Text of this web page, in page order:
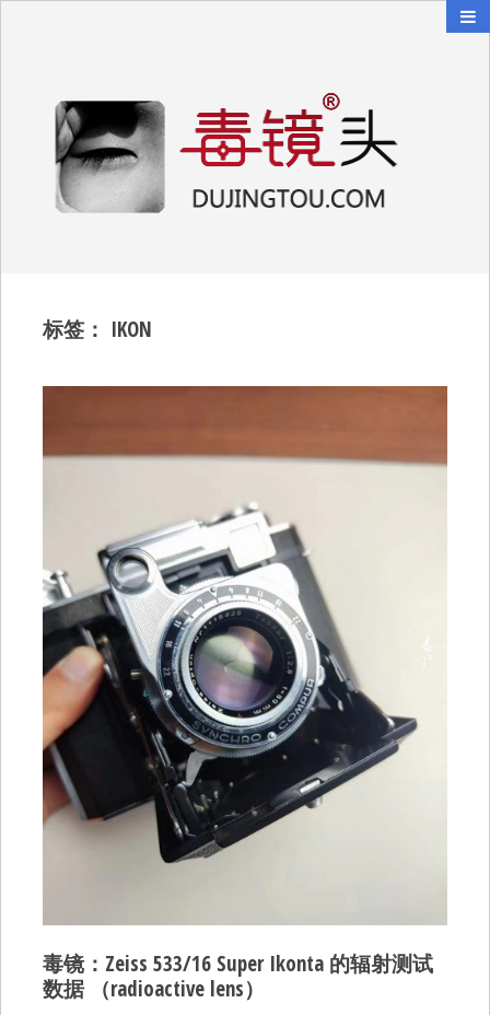
标签： IKON
毒镜：Zeiss 533/16 Super Ikonta 的辐射测试
数据 （radioactive lens）